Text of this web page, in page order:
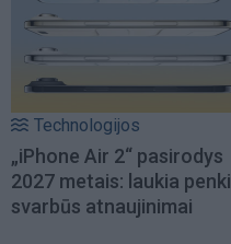
Technologijos
„iPhone Air 2“ pasirodys
2027 metais: laukia penki
svarbūs atnaujinimai